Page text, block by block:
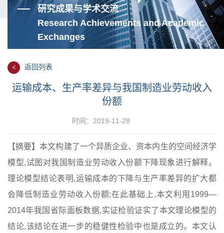
研究成果与学术交流
Research Achievements and Academic
Exchanges
返回列表
​运输成本、生产率差异与我国制造业劳动收入
份额
时间：2019-11-28
【摘要】本文构建了一个异质企业、资本内生的空间经济学
模型,试图对我国制造业劳动收入份额下降现象进行解释。
理论模型结论表明,运输成本的下降与生产率差异的扩大都
会降低制造业劳动收入份额;在此基础上,本文利用1999—
2014年我国省际面板数据,实证检验证实了本文理论模型的
结论,该结论在进一步的稳健性检验中也是成立的。本文认